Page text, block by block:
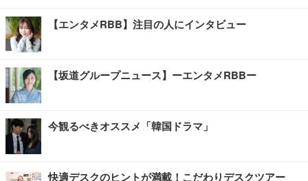
【エンタメRBB】注目の人にインタビュー
【坂道グループニュース】ーエンタメRBBー
今観るべきオススメ「韓国ドラマ」
快適デスクのヒントが満載！こだわりデスクツアー